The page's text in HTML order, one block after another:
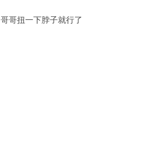
哥哥扭一下脖子就行了